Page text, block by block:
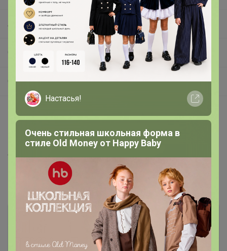
Алекса
СП293 АСООLA kids, СОNСЕРТ club, ИНФИHИTИ, SENSERA и прочие популярные марки
Concept Club: архив
Описание
100%ПЭ
Комментарии
Настасья!
Очень стильная школьная форма в
стиле Old Money от Нappy Вaby